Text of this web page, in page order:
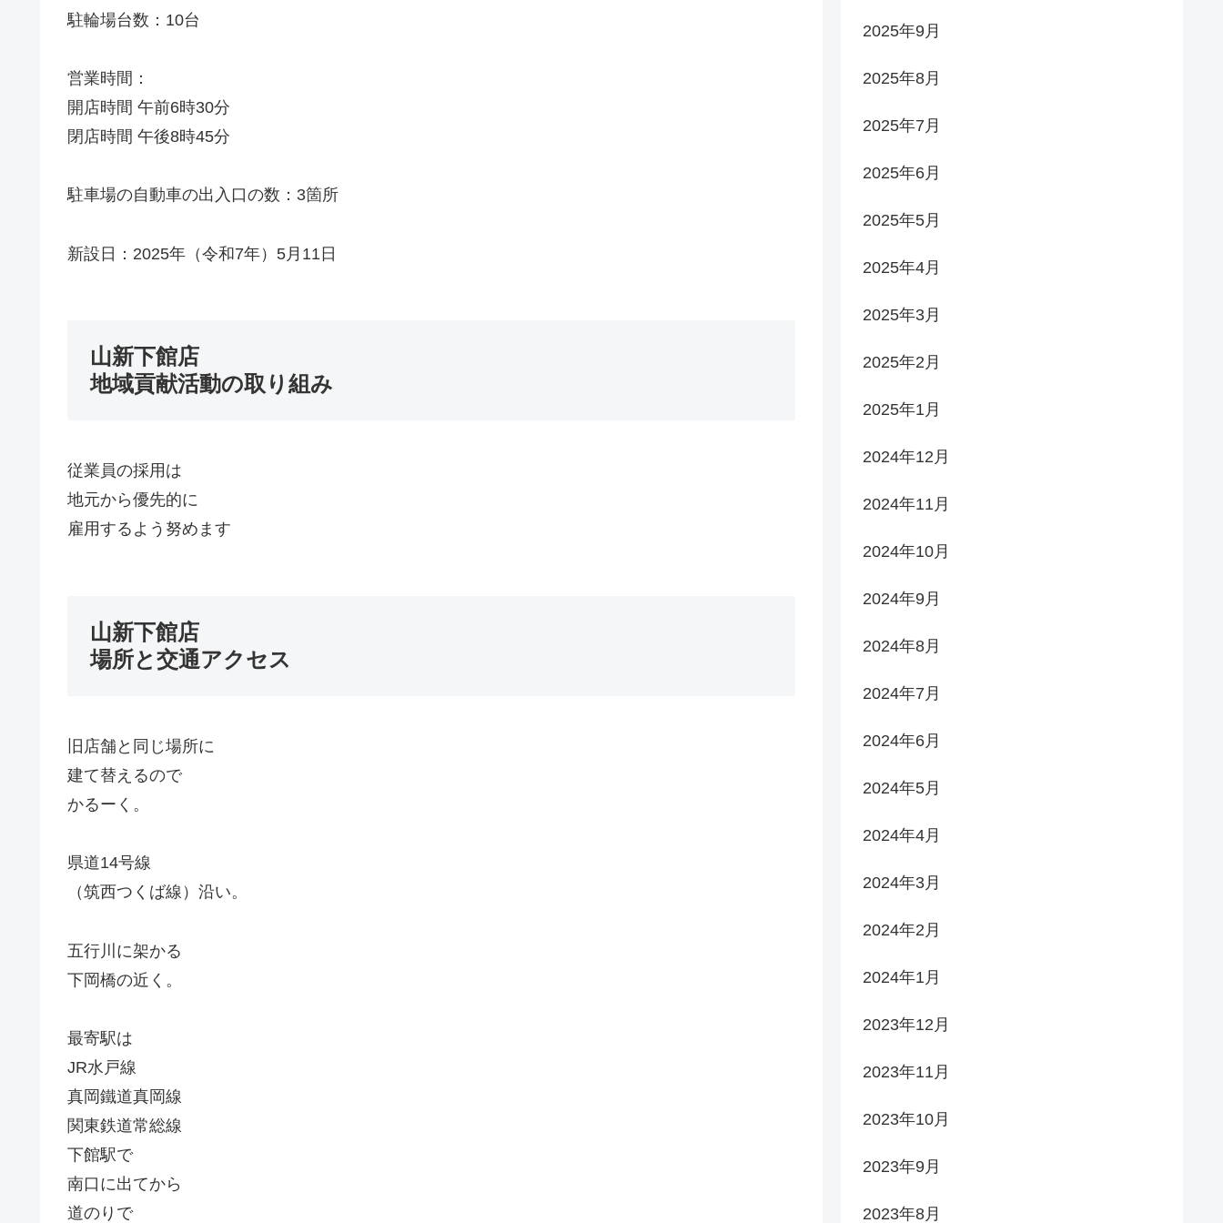
駐輪場台数：10台
営業時間：
開店時間 午前6時30分
閉店時間 午後8時45分
駐車場の自動車の出入口の数：3箇所
新設日：2025年（令和7年）5月11日
山新下館店
地域貢献活動の取り組み
従業員の採用は
地元から優先的に
雇用するよう努めます
山新下館店
場所と交通アクセス
旧店舗と同じ場所に
建て替えるので
かるーく。
県道14号線
（筑西つくば線）沿い。
五行川に架かる
下岡橋の近く。
最寄駅は
JR水戸線
真岡鐵道真岡線
関東鉄道常総線
下館駅で
南口に出てから
道のりで
2025年9月
2025年8月
2025年7月
2025年6月
2025年5月
2025年4月
2025年3月
2025年2月
2025年1月
2024年12月
2024年11月
2024年10月
2024年9月
2024年8月
2024年7月
2024年6月
2024年5月
2024年4月
2024年3月
2024年2月
2024年1月
2023年12月
2023年11月
2023年10月
2023年9月
2023年8月